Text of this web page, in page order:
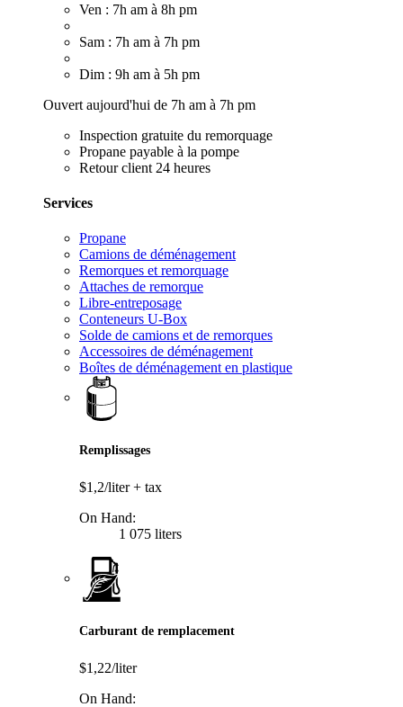
Ven : 7h am à 8h pm
Sam : 7h am à 7h pm
Dim : 9h am à 5h pm
Ouvert aujourd'hui de 7h am à 7h pm
Inspection gratuite du remorquage
Propane payable à la pompe
Retour client 24 heures
Services
Propane
Camions de déménagement
Remorques et remorquage
Attaches de remorque
Libre-entreposage
Conteneurs U-Box
Solde de camions et de remorques
Accessoires de déménagement
Boîtes de déménagement en plastique
Remplissages
$1,2/liter+ tax
On Hand:
1 075 liters
Carburant de remplacement
$1,22/liter
On Hand: